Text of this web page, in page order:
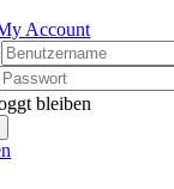
Account
bleiben